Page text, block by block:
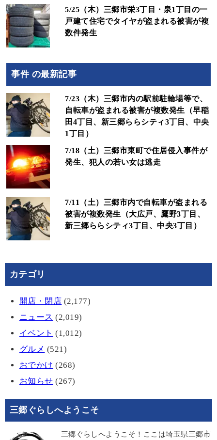
5/25（木）三郷市栄3丁目・泉1丁目の一
戸建て住宅でタイヤが盗まれる被害が複
数件発生
事件 の最新記事
7/23（木）三郷市内の駅前駐輪場等で、
自転車が盗まれる被害が複数発生（早稲
田4丁目、新三郷ららシティ3丁目、中央
1丁目）
7/18（土）三郷市東町で住居侵入事件が
発生、犯人の若い女は逃走
7/11（土）三郷市内で自転車が盗まれる
被害が複数発生（大広戸、鷹野3丁目、
新三郷ららシティ3丁目、中央3丁目）
カテゴリ
開店・閉店 (2,177)
ニュース (2,019)
イベント (1,012)
グルメ (521)
おでかけ (268)
お知らせ (267)
三郷ぐらしへようこそ
三郷ぐらしへようこそ！ここは埼玉県三郷市